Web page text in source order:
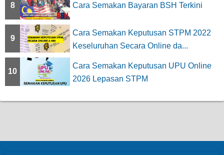
8 Cara Semakan Bayaran BSH Terkini
9
Cara Semakan Keputusan STPM 2022
Keseluruhan Secara Online da...
10
Cara Semakan Keputusan UPU Online
2026 Lepasan STPM